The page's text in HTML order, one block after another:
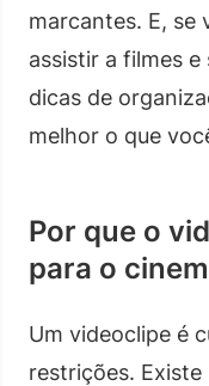
marcantes. E, se
assistir a filmes e
dicas de
melhor o que
Por que o
para o
Um videoclipe é
restrições.